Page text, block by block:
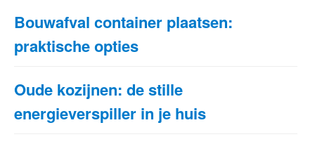
Bouwafval container plaatsen:
praktische opties
Oude kozijnen: de stille
energieverspiller in je huis